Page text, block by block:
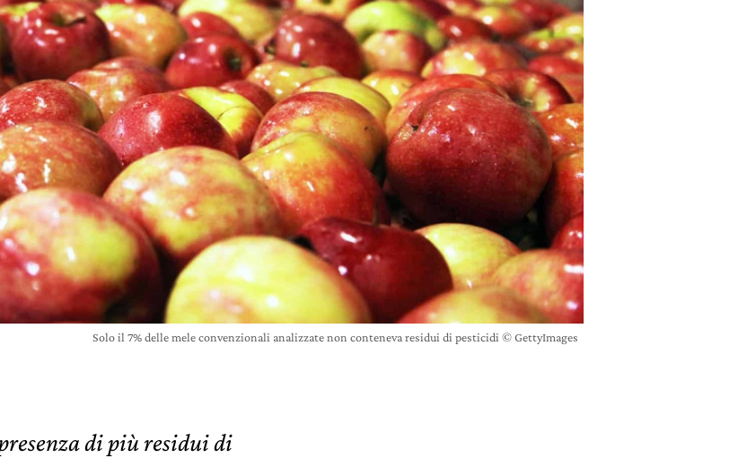
Solo il 7% delle mele convenzionali analizzate non conteneva residui di pesticidi © GettyImages
di più residui di